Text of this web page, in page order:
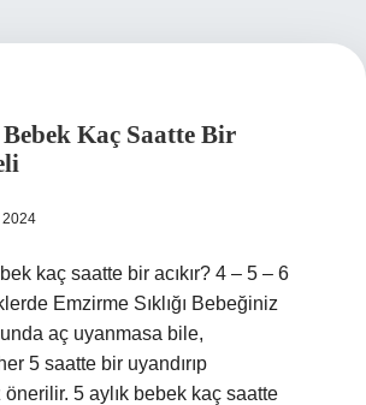
Bebek Kaç Saatte Bir
2024
kaç saatte bir acıkır? 4 – 5 – 6
Emzirme Sıklığı Bebeğiniz
aç uyanmasa bile,
5 saatte bir uyandırıp
5 aylık bebek kaç saatte